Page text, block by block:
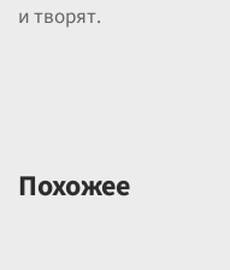
и творят.
Похожее